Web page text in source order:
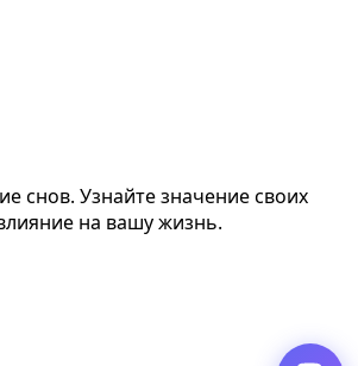
снов. Узнайте значение своих
на вашу жизнь.